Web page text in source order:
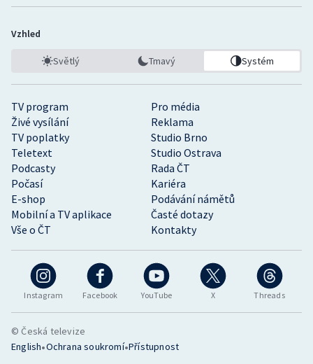
Instagram Facebook YouTube X Threads
TV program
Pro média
Živé vysílání
Reklama
TV poplatky
Studio Brno
Teletext
Studio Ostrava
Podcasty
Rada ČT
Počasí
Kariéra
E-shop
Podávání námětů
Mobilní a TV aplikace
Časté dotazy
Vše o ČT
Kontakty
Vzhled
Světlý Tmavý Systém
© Česká televize
English•Ochrana soukromí•Přístupnost